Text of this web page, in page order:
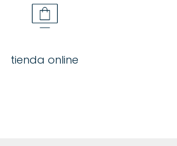
tienda online